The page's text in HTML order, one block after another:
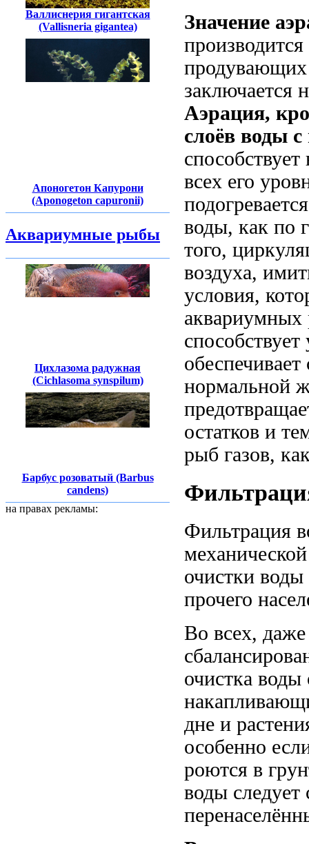
Валлиснерия гигантская
(Vallisneria gigantea)
Апоногетон Капурони
(Aponogeton capuronii)
Аквариумные рыбы
Цихлазома радужная
(Cichlasoma synspilum)
Барбус розоватый (Barbus
candens)
на правах рекламы:
Значение
продувающих
заключается
Аэрация,
слоёв воды
всех его
воды, как по
того,
воздуха,
условия,
аквариумных
нормальной
остатков и
рыб газов,
Фильтрация
очистки
прочего
Во всех,
очистка воды
дне и
особенно
роются в
воды